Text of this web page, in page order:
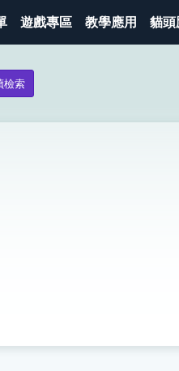
遊戲專區 教學應用 貓頭
檢索